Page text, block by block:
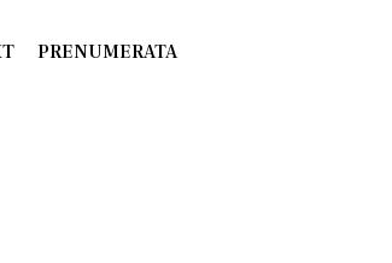
PRENUMERATA